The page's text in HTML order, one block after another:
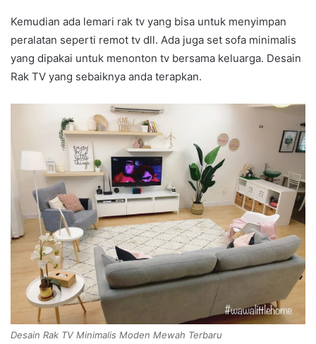
Kemudian ada lemari rak tv yang bisa untuk menyimpan
peralatan seperti remot tv dll. Ada juga set sofa minimalis
yang dipakai untuk menonton tv bersama keluarga. Desain
Rak TV yang sebaiknya anda terapkan.
Desain Rak TV Minimalis Moden Mewah Terbaru